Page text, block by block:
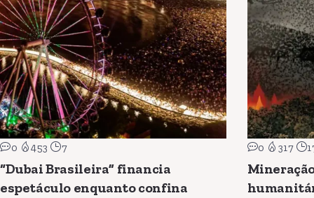
0 453 7
“Dubai Brasileira” financia
espetáculo enquanto confina
0 317